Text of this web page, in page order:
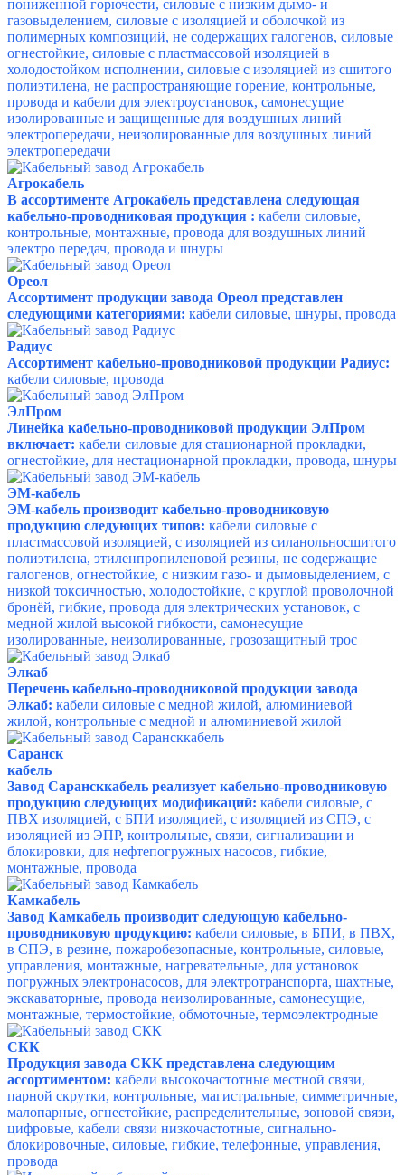
пониженной горючести, силовые с низким дымо- и
газовыделением, силовые с изоляцией и оболочкой из
полимерных композиций, не содержащих галогенов, силовые
огнестойкие, силовые с пластмассовой изоляцией в
холодостойком исполнении, силовые с изоляцией из сшитого
полиэтилена, не распространяющие горение, контрольные,
провода и кабели для электроустановок, самонесущие
изолированные и защищенные для воздушных линий
электропередачи, неизолированные для воздушных линий
электропередачи
Агрокабель
В ассортименте Агрокабель представлена следующая
кабельно-проводниковая продукция : кабели силовые,
контрольные, монтажные, провода для воздушных линий
электро передач, провода и шнуры
Ореол
Ассортимент продукции завода Ореол представлен
следующими категориями: кабели силовые, шнуры, провода
Радиус
Ассортимент кабельно-проводниковой продукции Радиус:
кабели силовые, провода
ЭлПром
Линейка кабельно-проводниковой продукции ЭлПром
включает: кабели силовые для стационарной прокладки,
огнестойкие, для нестационарной прокладки, провода, шнуры
ЭМ-кабель
ЭМ-кабель производит кабельно-проводниковую
продукцию следующих типов: кабели силовые с
пластмассовой изоляцией, с изоляцией из силанольносшитого
полиэтилена, этиленпропиленовой резины, не содержащие
галогенов, огнестойкие, с низким газо- и дымовыделением, с
низкой токсичностью, холодостойкие, с круглой проволочной
бронёй, гибкие, провода для электрических установок, с
медной жилой высокой гибкости, самонесущие
изолированные, неизолированные, грозозащитный трос
Элкаб
Перечень кабельно-проводниковой продукции завода
Элкаб: кабели силовые с медной жилой, алюминиевой
жилой, контрольные с медной и алюминиевой жилой
Саранск
кабель
Завод Сарансккабель реализует кабельно-проводниковую
продукцию следующих модификаций: кабели силовые, с
ПВХ изоляцией, с БПИ изоляцией, с изоляцией из СПЭ, с
изоляцией из ЭПР, контрольные, связи, сигнализации и
блокировки, для нефтепогружных насосов, гибкие,
монтажные, провода
Камкабель
Завод Камкабель производит следующую кабельно-
проводниковую продукцию: кабели силовые, в БПИ, в ПВХ,
в СПЭ, в резине, пожаробезопасные, контрольные, силовые,
управления, монтажные, нагревательные, для установок
погружных электронасосов, для электротранспорта, шахтные,
экскаваторные, провода неизолированные, самонесущие,
монтажные, термостойкие, обмоточные, термоэлектродные
СКК
Продукция завода СКК представлена следующим
ассортиментом: кабели высокочастотные местной связи,
парной скрутки, контрольные, магистральные, симметричные,
малопарные, огнестойкие, распределительные, зоновой связи,
цифровые, кабели связи низкочастотные, сигнально-
блокировочные, силовые, гибкие, телефонные, управления,
провода